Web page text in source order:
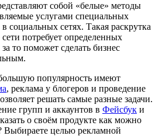
собой «белые» методы
услугами специальных
социальных сетях. Такая раскрутка
потребует определенных
то поможет сделать бизнес
популярность имеют
, реклама у блогеров и проведение
решать самые разные задачи.
групп и аккаунтов в Фейсбук и
о своём продукте как можно
Выбираете целью рекламной